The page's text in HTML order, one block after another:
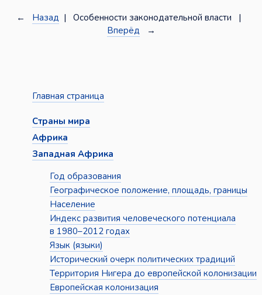
← Назад | Особенности законодательной власти |
Вперёд →
Главная страница
Страны мира
Африка
Западная Африка
Год образования
Географическое положение, площадь, границы
Население
Индекс развития человеческого потенциала
в 1980–2012 годах
Язык (языки)
Исторический очерк политических традиций
Территория Нигера до европейской колонизации
Европейская колонизация